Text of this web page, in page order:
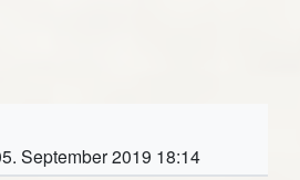
September 2019 18:14